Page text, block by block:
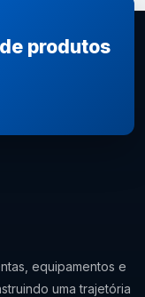
produtos
equipamentos e
uma trajetória